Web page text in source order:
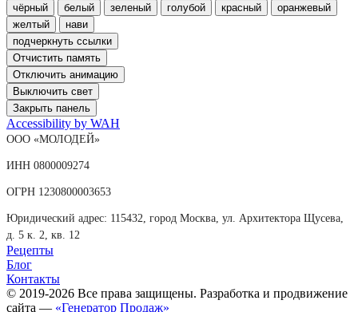
чёрный
белый зеленый голубой красный
оранжевый
желтый
нави
подчеркнуть ссылки
Отчистить память
Отключить анимацию
Выключить свет
Закрыть панель
Accessibility by WAH
ООО «МОЛОДЕЙ»
ИНН 0800009274
ОГРН 1230800003653
Юридический адрес: 115432, город Москва, ул. Архитектора Щусева,
д. 5 к. 2, кв. 12
Рецепты
Блог
Контакты
© 2019-2026 Все права защищены. Разработка и продвижение
сайта — «Генератор Продаж»